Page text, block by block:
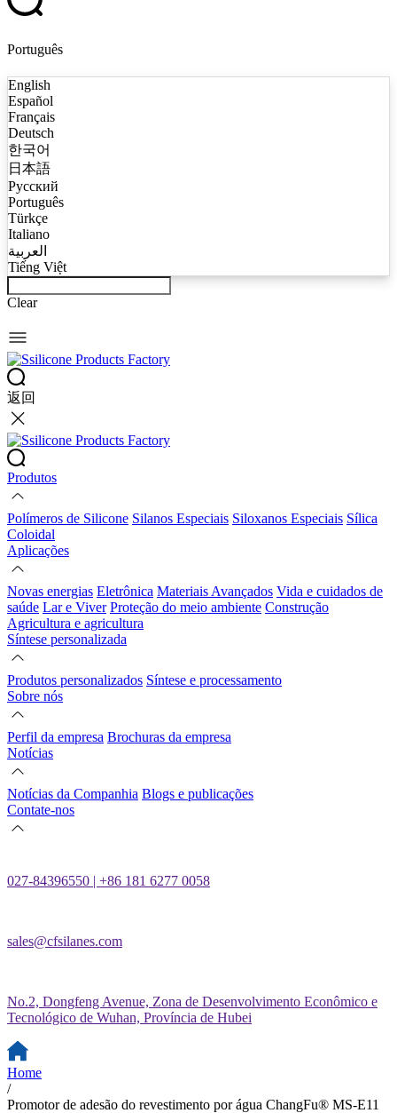
Português
English
Español
Français
Deutsch
한국어
日本語
Русский
Português
Türkçe
Italiano
العربية
Tiếng Việt
Clear
返回
Produtos
Polímeros de Silicone Silanos Especiais Siloxanos Especiais Sílica
Coloidal
Aplicações
Novas energias Eletrônica Materiais Avançados Vida e cuidados de
saúde Lar e Viver Proteção do meio ambiente Construção
Agricultura e agricultura
Síntese personalizada
Produtos personalizados Síntese e processamento
Sobre nós
Perfil da empresa Brochuras da empresa
Notícias
Notícias da Companhia Blogs e publicações
Contate-nos
027-84396550 | +86 181 6277 0058
sales@cfsilanes.com
No.2, Dongfeng Avenue, Zona de Desenvolvimento Econômico e
Tecnológico de Wuhan, Província de Hubei
Home
/
Promotor de adesão do revestimento por água ChangFu® MS-E11